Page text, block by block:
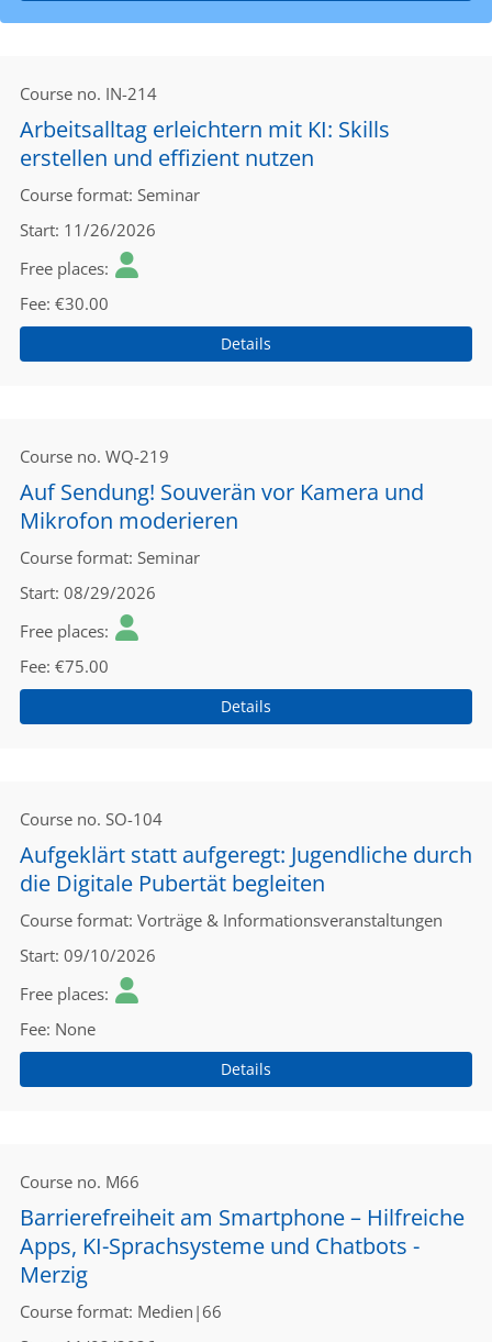
Course no. IN-214
Arbeitsalltag erleichtern mit KI: Skills
erstellen und effizient nutzen
Course format Seminar
Start 11/26/2026
Free places
Fee €30.00
Details
Course no. WQ-219
Auf Sendung! Souverän vor Kamera und
Mikrofon moderieren
Course format Seminar
Start 08/29/2026
Free places
Fee €75.00
Details
Course no. SO-104
Aufgeklärt statt aufgeregt: Jugendliche durch
die Digitale Pubertät begleiten
Course format Vorträge & Informationsveranstaltungen
Start 09/10/2026
Free places
Fee None
Details
Course no. M66
Barrierefreiheit am Smartphone – Hilfreiche
Apps, KI-Sprachsysteme und Chatbots -
Merzig
Course format Medien|66